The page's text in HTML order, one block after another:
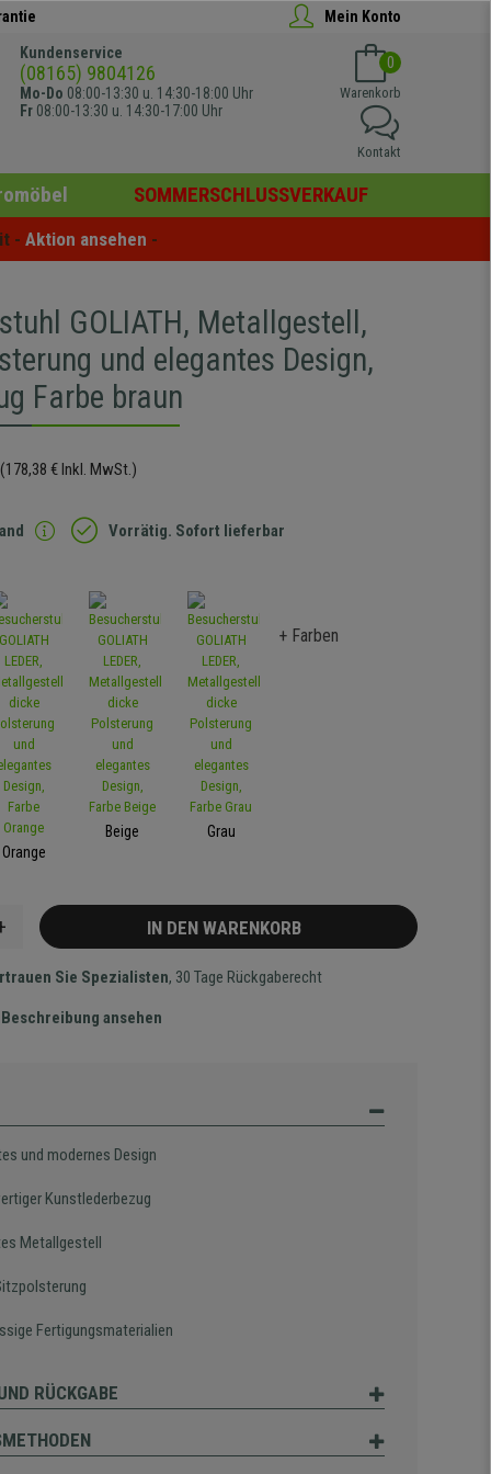
Mein Konto
Kundenservice
(08165) 9804126
Mo-Do 08:00-13:30 u. 14:30-18:00 Uhr
Fr 08:00-13:30 u. 14:30-17:00 Uhr
0
Warenkorb
Kontakt
SOMMERSCHLUSSVERKAUF
- Aktion ansehen -
GOLIATH, Metallgestell,
und elegantes Design,
Farbe braun
(178,38 € Inkl. MwSt.)
Vorrätig. Sofort lieferbar
Orange
Beige Grau
+ Farben
IN DEN WARENKORB
Sie Spezialisten, 30 Tage Rückgaberecht
ansehen
und modernes Design
Kunstlederbezug
Metallgestell
Fertigungsmaterialien
RÜCKGABE